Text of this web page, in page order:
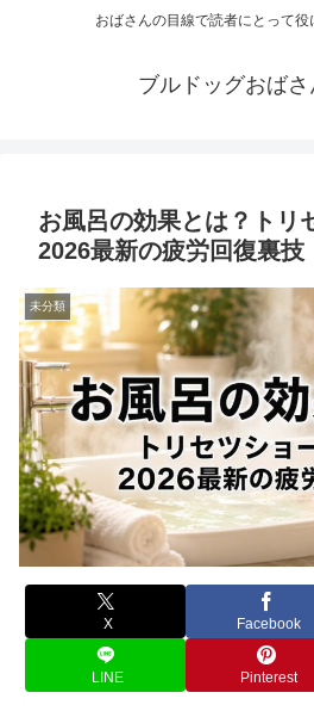
おばさんの目線で読者にとって
ブルドッグおば
お風呂の効果とは？トリ
2026最新の疲労回復裏技
未分類
X Facebook
LINE Pinterest